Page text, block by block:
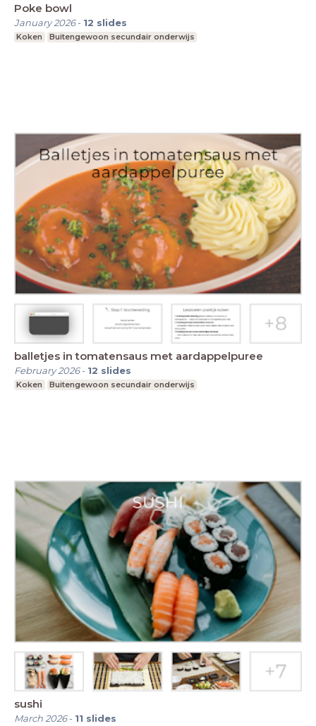
Poke bowl
January 2026- 12 slides
Koken Buitengewoon secundair onderwijs
balletjes in tomatensaus met aardappelpuree
February 2026- 12 slides
Koken Buitengewoon secundair onderwijs
sushi
March 2026- 11 slides